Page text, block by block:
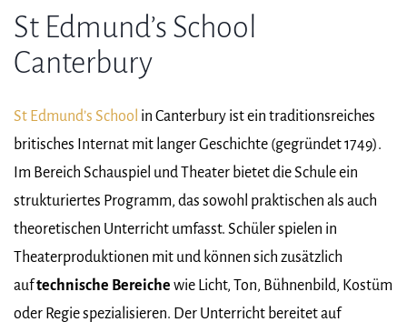
St Edmund’s School
Canterbury
St Edmund’s School in Canterbury ist ein traditionsreiches
britisches Internat mit langer Geschichte (gegründet 1749).
Im Bereich Schauspiel und Theater bietet die Schule ein
strukturiertes Programm, das sowohl praktischen als auch
theoretischen Unterricht umfasst. Schüler spielen in
Theaterproduktionen mit und können sich zusätzlich
auftechnische Bereiche wie Licht, Ton, Bühnenbild, Kostüm
oder Regie spezialisieren. Der Unterricht bereitet auf